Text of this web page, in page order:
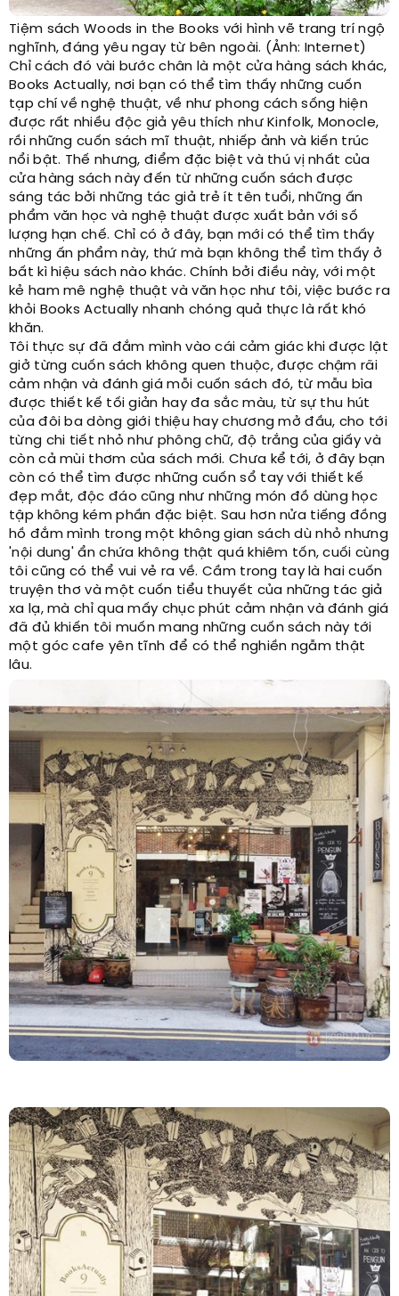
Tiệm sách Woods in the Books với hình vẽ trang trí ngộ
nghĩnh, đáng yêu ngay từ bên ngoài. (Ảnh: Internet)
Chỉ cách đó vài bước chân là một cửa hàng sách khác,
Books Actually, nơi bạn có thể tìm thấy những cuốn
tạp chí về nghệ thuật, về như phong cách sống hiện
được rất nhiều độc giả yêu thích như Kinfolk, Monocle,
rồi những cuốn sách mĩ thuật, nhiếp ảnh và kiến trúc
nổi bật. Thế nhưng, điểm đặc biệt và thú vị nhất của
cửa hàng sách này đến từ những cuốn sách được
sáng tác bởi những tác giả trẻ ít tên tuổi, những ấn
phẩm văn học và nghệ thuật được xuất bản với số
lượng hạn chế. Chỉ có ở đây, bạn mới có thể tìm thấy
những ấn phẩm này, thứ mà bạn không thể tìm thấy ở
bất kì hiệu sách nào khác. Chính bởi điều này, với một
kẻ ham mê nghệ thuật và văn học như tôi, việc bước ra
khỏi Books Actually nhanh chóng quả thực là rất khó
khăn.
Tôi thực sự đã đắm mình vào cái cảm giác khi được lật
giở từng cuốn sách không quen thuộc, được chậm rãi
cảm nhận và đánh giá mỗi cuốn sách đó, từ mẫu bìa
được thiết kế tối giản hay đa sắc màu, từ sự thu hút
của đôi ba dòng giới thiệu hay chương mở đầu, cho tới
từng chi tiết nhỏ như phông chữ, độ trắng của giấy và
còn cả mùi thơm của sách mới. Chưa kể tới, ở đây bạn
còn có thể tìm được những cuốn sổ tay với thiết kế
đẹp mắt, độc đáo cũng như những món đồ dùng học
tập không kém phần đặc biệt. Sau hơn nửa tiếng đồng
hồ đắm mình trong một không gian sách dù nhỏ nhưng
'nội dung' ẩn chứa không thật quá khiêm tốn, cuối cùng
tôi cũng có thể vui vẻ ra về. Cầm trong tay là hai cuốn
truyện thơ và một cuốn tiểu thuyết của những tác giả
xa lạ, mà chỉ qua mấy chục phút cảm nhận và đánh giá
đã đủ khiến tôi muốn mang những cuốn sách này tới
một góc cafe yên tĩnh để có thể nghiền ngẫm thật
lâu.